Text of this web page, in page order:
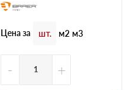
Цена за шт. м2 м3
- +